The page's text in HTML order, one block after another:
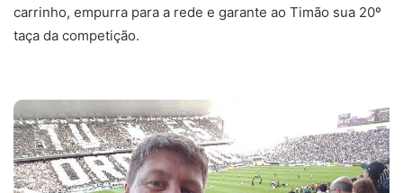
carrinho, empurra para a rede e garante ao Timão sua 20º
taça da competição.